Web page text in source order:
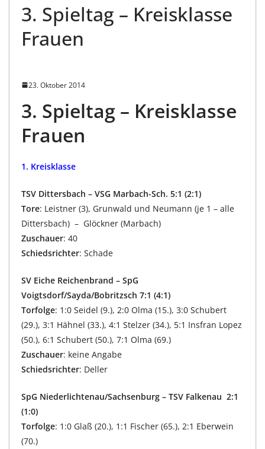
3. Spieltag – Kreisklasse
Frauen
23. Oktober 2014
3. Spieltag – Kreisklasse
Frauen
1. Kreisklasse
TSV Dittersbach – VSG Marbach-Sch. 5:1 (2:1)
Tore: Leistner (3), Grunwald und Neumann (je 1 – alle
Dittersbach) – Glöckner (Marbach)
Zuschauer: 40
Schiedsrichter: Schade
SV Eiche Reichenbrand – SpG
Voigtsdorf/Sayda/Bobritzsch 7:1 (4:1)
Torfolge: 1:0 Seidel (9.), 2:0 Olma (15.), 3:0 Schubert
(29.), 3:1 Hähnel (33.), 4:1 Stelzer (34.), 5:1 Insfran Lopez
(50.), 6:1 Schubert (50.), 7:1 Olma (69.)
Zuschauer: keine Angabe
Schiedsrichter: Deller
SpG Niederlichtenau/Sachsenburg – TSV Falkenau 2:1
(1:0)
Torfolge: 1:0 Glaß (20.), 1:1 Fischer (65.), 2:1 Eberwein
(70.)